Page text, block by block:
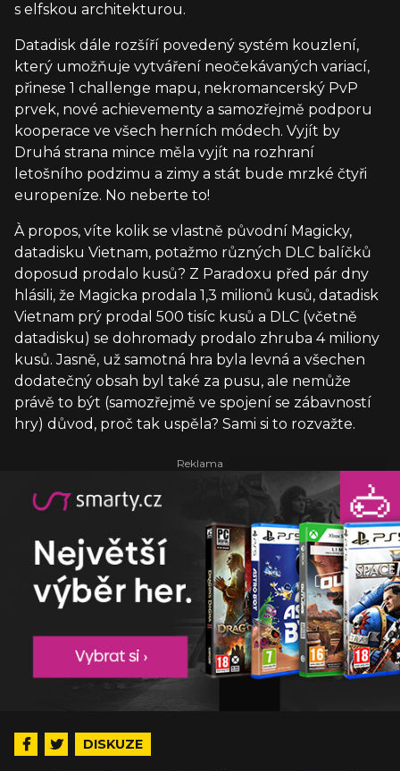
s elfskou architekturou.
Datadisk dále rozšíří povedený systém kouzlení,
který umožňuje vytváření neočekávaných variací,
přinese 1 challenge mapu, nekromancerský PvP
prvek, nové achievementy a samozřejmě podporu
kooperace ve všech herních módech. Vyjít by
Druhá strana mince měla vyjít na rozhraní
letošního podzimu a zimy a stát bude mrzké čtyři
europeníze. No neberte to!
À propos, víte kolik se vlastně původní Magicky,
datadisku Vietnam, potažmo různých DLC balíčků
doposud prodalo kusů? Z Paradoxu před pár dny
hlásili, že Magicka prodala 1,3 milionů kusů, datadisk
Vietnam prý prodal 500 tisíc kusů a DLC (včetně
datadisku) se dohromady prodalo zhruba 4 miliony
kusů. Jasně, už samotná hra byla levná a všechen
dodatečný obsah byl také za pusu, ale nemůže
právě to být (samozřejmě ve spojení se zábavností
hry) důvod, proč tak uspěla? Sami si to rozvažte.
DISKUZE